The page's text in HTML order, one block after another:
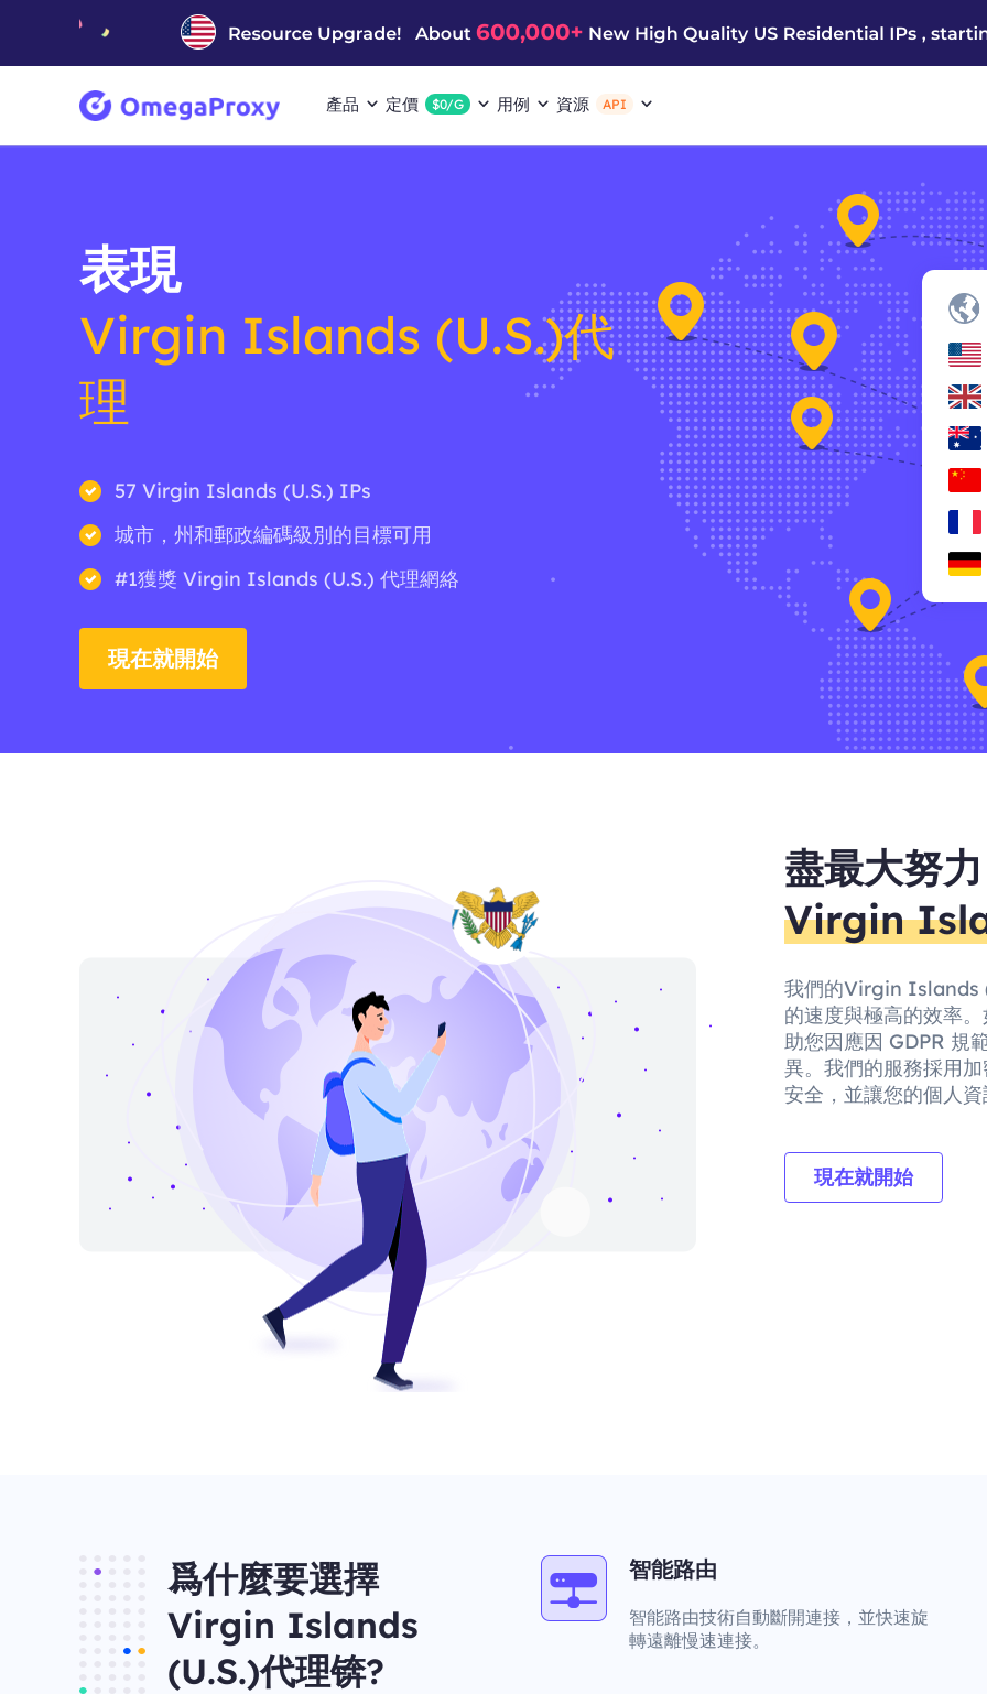
產品 定價 $0/G 用例 資源 API
表現
Virgin Islands (U.S.)代
理
57 Virgin Islands (U.S.) IPs
城市，州和郵政編碼級別的目標可用
#1獲獎 Virgin Islands (U.S.) 代理網絡
現在就開始
盡最大努力
Virgin
我們的Virgin Islands
的速度與極高的效率
助您因應因 GDPR 規
異。我們的服務採用
安全，並讓您的個人
現在就開始
爲什麼要選擇
Virgin Islands
(U.S.)代理锛?
智能路由
智能路由技術自動斷開連接，並快速旋
轉遠離慢速連接。